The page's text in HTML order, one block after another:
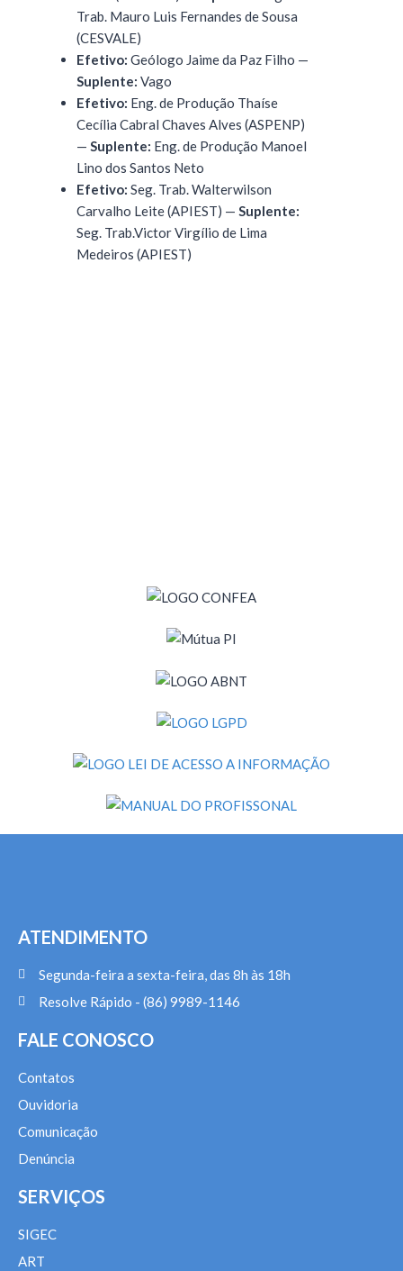
Trab. Mauro Luis Fernandes de Sousa
(CESVALE)
Efetivo: Geólogo Jaime da Paz Filho —
Suplente: Vago
Efetivo: Eng. de Produção Thaíse
Cecília Cabral Chaves Alves (ASPENP)
— Suplente: Eng. de Produção Manoel
Lino dos Santos Neto
Efetivo: Seg. Trab. Walterwilson
Carvalho Leite (APIEST) — Suplente:
Seg. Trab.Victor Virgílio de Lima
Medeiros (APIEST)
ATENDIMENTO
Segunda-feira a sexta-feira, das 8h às 18h
Resolve Rápido - (86) 9989-1146
FALE CONOSCO
Contatos
Ouvidoria
Comunicação
Denúncia
SERVIÇOS
SIGEC
ART